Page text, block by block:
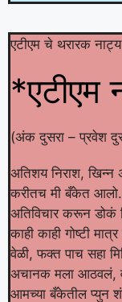
एटीएम चे थरारक
*एटीएम
(अंक दुसरा – प्रवेश
अतिशय निराश, खिन्न
करीतच मी बँकेत आलो.
अतिविचार करून डोकं
काही काही गोष्टी
वेळी, फक्त पाच सहा
अचानक मला आठवलं,
आमच्या बँकेतील प्युन